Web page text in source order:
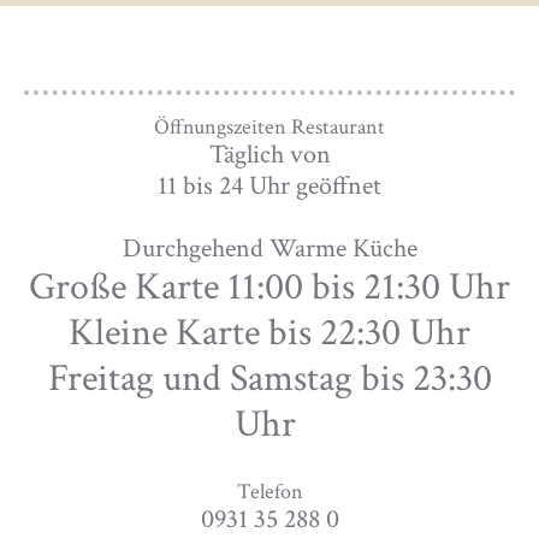
Öffnungszeiten Restaurant
Täglich von
11 bis 24 Uhr geöffnet
Durchgehend Warme Küche
Große Karte 11:00 bis 21:30 Uhr
Kleine Karte bis 22:30 Uhr
Freitag und Samstag bis 23:30
Uhr
Telefon
0931 35 288 0